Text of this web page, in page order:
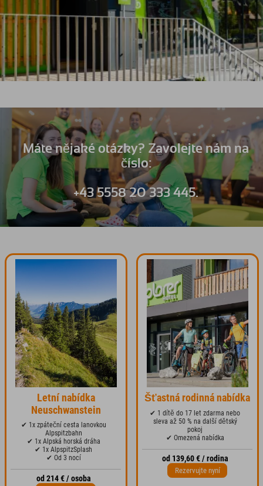
Máte nějaké otázky? Zavolejte nám na
číslo:
+43 5558 20 333 445.
Letní nabídka
Neuschwanstein
✔ 1x zpáteční cesta lanovkou
Alpspitzbahn
✔ 1x Alpská horská dráha
✔ 1x AlpspitzSplash
✔ Od 3 nocí
od 214 € / osoba
Šťastná rodinná nabídka
✔ 1 dítě do 17 let zdarma nebo
sleva až 50 % na další dětský
pokoj
✔ Omezená nabídka
od 139,60 € / rodina
Rezervujte nyní